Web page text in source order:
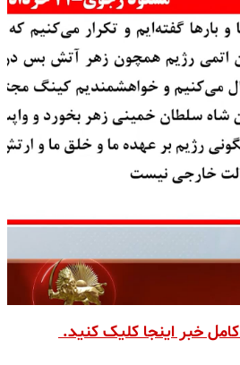
خبر اینجا کلیک کنید.